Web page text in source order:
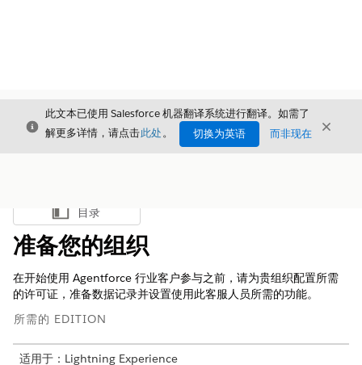
关闭
此文本已使用 Salesforce 机器翻译系统进行翻译。如需了
解更多详情，请点击此处。 切换为英语 而非现在 关闭
显示目录
目录
准备您的组织
在开始使用 Agentforce 行业客户参与之前，请为贵组织配置所需
的许可证，准备数据记录并设置使用此客服人员所需的功能。
所需的 EDITION
适用于：Lightning Experience